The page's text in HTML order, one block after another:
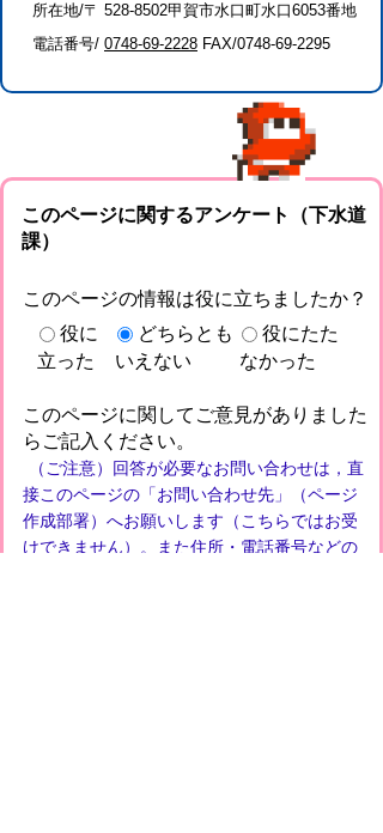
所在地/〒 528-8502甲賀市水口町水口6053番地
電話番号/ 0748-69-2228 FAX/0748-69-2295
このページに関するアンケート（下水道
課）
このページの情報は役に立ちましたか？
役に
立った
どちらとも
いえない
役にたた
なかった
このページに関してご意見がありました
らご記入ください。
（ご注意）回答が必要なお問い合わせは，直
接このページの「お問い合わせ先」（ページ
作成部署）へお願いします（こちらではお受
けできません）。また住所・電話番号などの